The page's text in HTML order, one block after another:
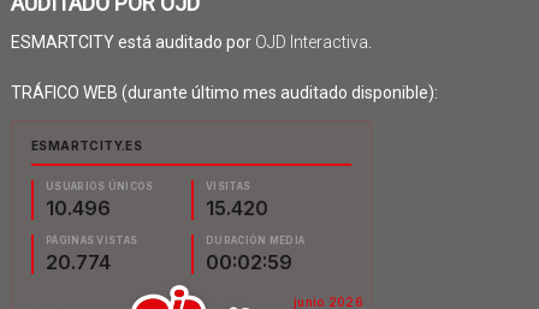
ESMARTCITY está auditado por OJD Interactiva
TRÁFICO WEB (durante último mes auditado disponible):